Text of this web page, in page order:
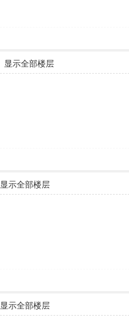
显示全部楼层
显示全部楼层
显示全部楼层